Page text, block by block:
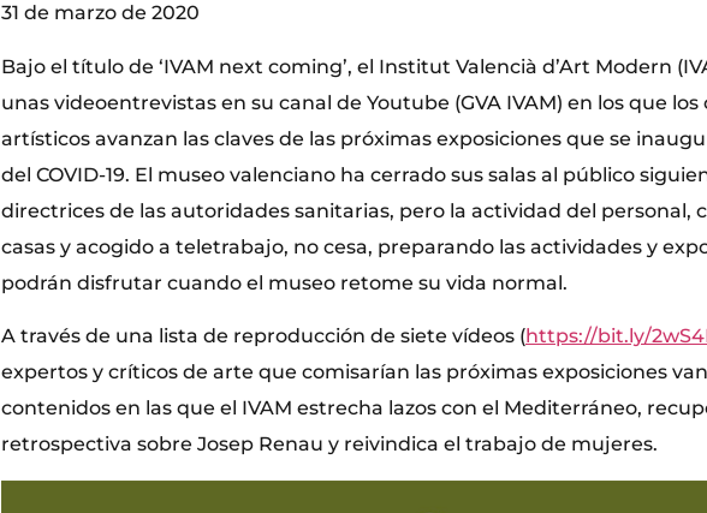
31 de marzo de 2020
Bajo el título de ‘IVAM next coming’, el Institut Valencià d’Art Modern
unas videoentrevistas en su canal de Youtube (GVA IVAM) en los que los
artísticos avanzan las claves de las próximas exposiciones que se
del COVID-19. El museo valenciano ha cerrado sus salas al público
directrices de las autoridades sanitarias, pero la actividad del personal,
casas y acogido a teletrabajo, no cesa, preparando las actividades y
podrán disfrutar cuando el museo retome su vida normal.
A través de una lista de reproducción de siete vídeos (https://bit.ly/
expertos y críticos de arte que comisarían las próximas exposiciones
contenidos en las que el IVAM estrecha lazos con el Mediterráneo,
retrospectiva sobre Josep Renau y reivindica el trabajo de mujeres.